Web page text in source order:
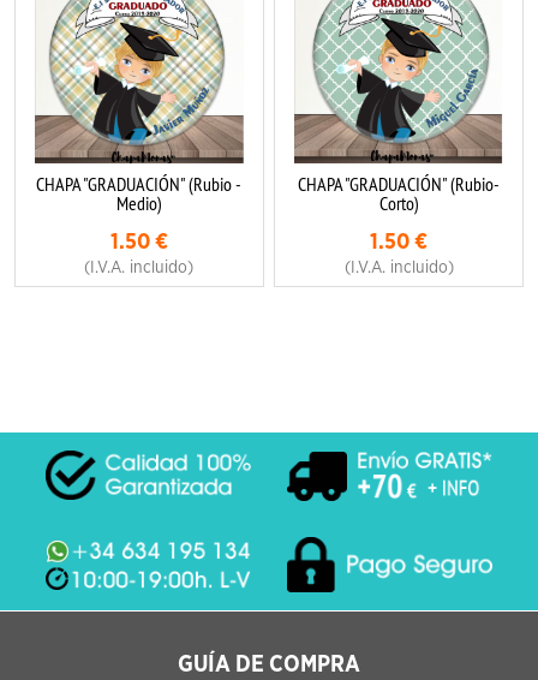
CHAPA "GRADUACIÓN" (Rubio -
Medio)
1.50€
(I.V.A. incluido)
CHAPA "GRADUACIÓN" (Rubio-
Corto)
1.50 €
(I.V.A. incluido)
GUÍA DE COMPRA